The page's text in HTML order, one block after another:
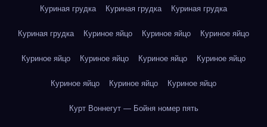
Куриная грудка Куриная грудка Куриная грудка
Куриная грудка Куриное яйцо Куриное яйцо Куриное яйцо
Куриное яйцо Куриное яйцо Куриное яйцо Куриное яйцо
Куриное яйцо Куриное яйцо Куриное яйцо
Курт Воннегут — Бойня номер пять